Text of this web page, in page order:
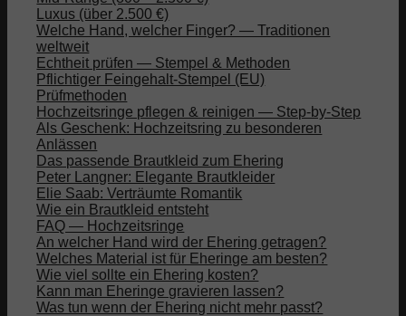
Luxus (über 2.500 €)
Welche Hand, welcher Finger? — Traditionen
weltweit
Echtheit prüfen — Stempel & Methoden
Pflichtiger Feingehalt-Stempel (EU)
Prüfmethoden
Hochzeitsringe pflegen & reinigen — Step-by-Step
Als Geschenk: Hochzeitsring zu besonderen
Anlässen
Das passende Brautkleid zum Ehering
Peter Langner: Elegante Brautkleider
Elie Saab: Verträumte Romantik
Wie ein Brautkleid entsteht
FAQ — Hochzeitsringe
An welcher Hand wird der Ehering getragen?
Welches Material ist für Eheringe am besten?
Wie viel sollte ein Ehering kosten?
Kann man Eheringe gravieren lassen?
Was tun wenn der Ehering nicht mehr passt?